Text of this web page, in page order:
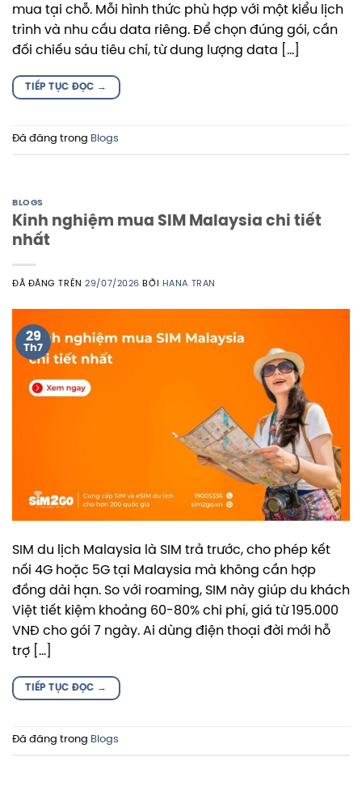
mua tại chỗ. Mỗi hình thức phù hợp với một kiểu lịch
trình và nhu cầu data riêng. Để chọn đúng gói, cần
đối chiếu sáu tiêu chí, từ dung lượng data […]
TIẾP TỤC ĐỌC →
Đã đăng trong Blogs
BLOGS
Kinh nghiệm mua SIM Malaysia chi tiết
nhất
ĐÃ ĐĂNG TRÊN29/07/2026 BỞI HANA TRAN
29
Th7
SIM du lịch Malaysia là SIM trả trước, cho phép kết
nối 4G hoặc 5G tại Malaysia mà không cần hợp
đồng dài hạn. So với roaming, SIM này giúp du khách
Việt tiết kiệm khoảng 60-80% chi phí, giá từ 195.000
VNĐ cho gói 7 ngày. Ai dùng điện thoại đời mới hỗ
trợ […]
TIẾP TỤC ĐỌC →
Đã đăng trong Blogs